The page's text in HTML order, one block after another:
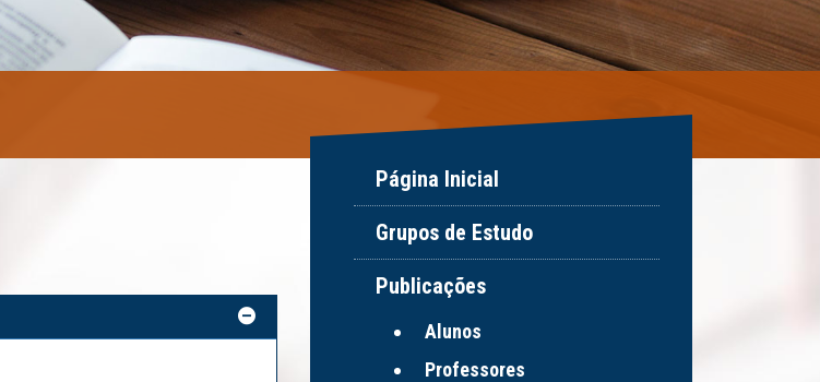
Página Inicial
Grupos de Estudo
Publicações
Alunos
Professores